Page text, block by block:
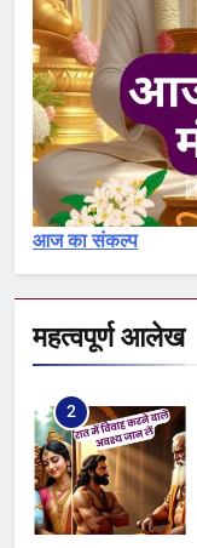
आज का संकल्प
महत्वपूर्ण आलेख
30
1
2